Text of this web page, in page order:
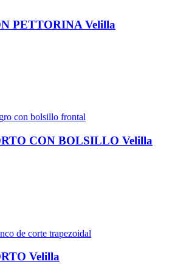
PETTORINA Velilla
CON BOLSILLO Velilla
Velilla